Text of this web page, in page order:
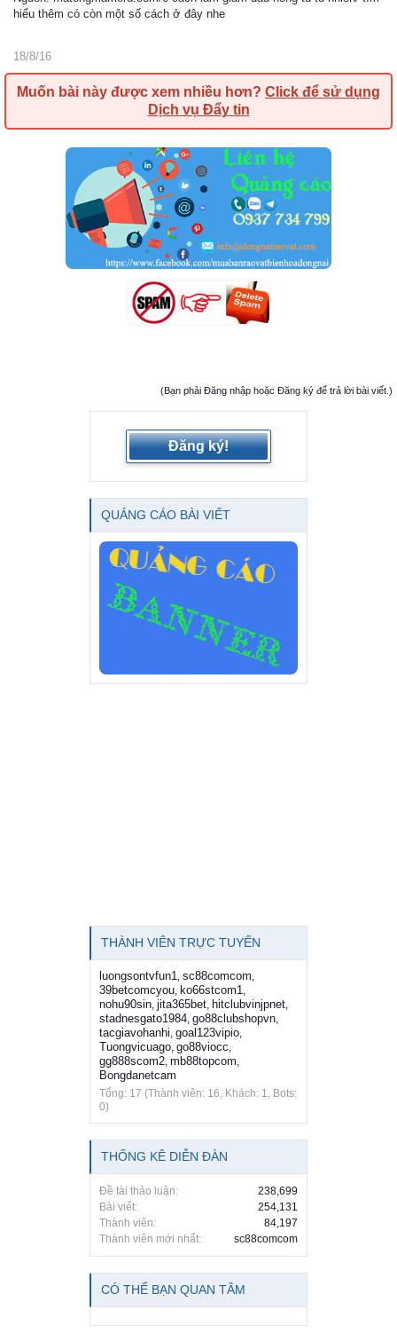
hiểu thêm có còn một số cách ở đây nhe
18/8/16
Muốn bài này được xem nhiều hơn? Click để sử dụng
Dịch vụ Đẩy tin
(Bạn phải Đăng nhập hoặc Đăng ký để trả lời bài viết.)
Đăng ký!
QUẢNG CÁO BÀI VIẾT
THÀNH VIÊN TRỰC TUYẾN
luongsontvfun1 sc88comcom
39betcomcyou ko66stcom1
nohu90sin jita365bet hitclubvinjpnet
stadnesgato1984 go88clubshopvn
tacgiavohanhi goal123vipio
Tuongvicuago go88viocc
gg888scom2 mb88topcom
Bongdanetcam
Tổng: 17 (Thành viên: 16, Khách: 1, Bots:
0)
THỐNG KÊ DIỄN ĐÀN
Đề tài thảo luận:
238,699
Bài viết:
254,131
Thành viên:
84,197
Thành viên mới nhất:
sc88comcom
CÓ THỂ BẠN QUAN TÂM